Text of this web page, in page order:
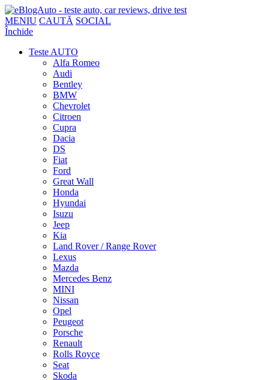
MENIU CAUTĂ SOCIAL
Închide
Teste AUTO
Alfa Romeo
Audi
Bentley
BMW
Chevrolet
Citroen
Cupra
Dacia
DS
Fiat
Ford
Great Wall
Honda
Hyundai
Isuzu
Jeep
Kia
Land Rover / Range Rover
Lexus
Mazda
Mercedes Benz
MINI
Nissan
Opel
Peugeot
Porsche
Renault
Rolls Royce
Seat
Skoda